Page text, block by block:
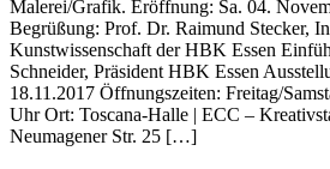
Malerei/Grafik. Eröffnung: Sa. 04.
Begrüßung: Prof. Dr. Raimund Stecker,
Kunstwissenschaft der HBK Essen
Schneider, Präsident HBK Essen
18.11.2017 Öffnungszeiten: Freitag/
Uhr Ort: Toscana-Halle | ECC –
Neumagener Str. 25 […]